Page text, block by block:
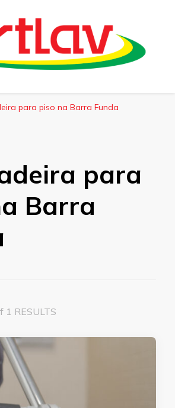
para piso na Barra Funda
para
Barra
1 RESULTS